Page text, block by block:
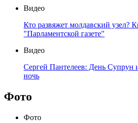
Видео
Кто развяжет молдавский узел?
"Парламентской газете"
Видео
Сергей Пантелеев: День Супрун
ночь
Фото
Фото